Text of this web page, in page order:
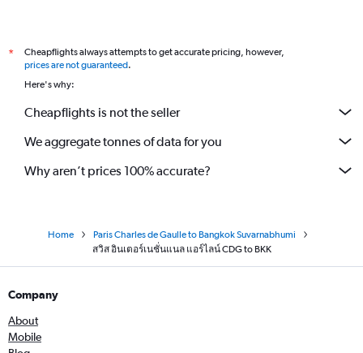
*
Cheapflights always attempts to get accurate pricing, however,
prices are not guaranteed.
Here's why:
Cheapflights is not the seller
We aggregate tonnes of data for you
Why aren’t prices 100% accurate?
Home
Paris Charles de Gaulle to Bangkok Suvarnabhumi
สวิส อินเตอร์เนชั่นแนล แอร์ไลน์ CDG to BKK
Company
About
Mobile